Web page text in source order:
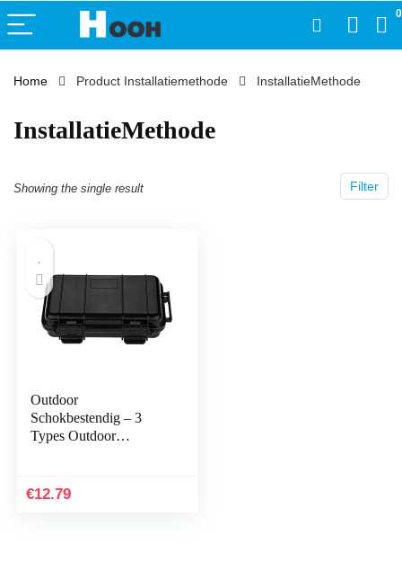
0
Home Product Installatiemethode ‎InstallatieMethode
‎InstallatieMethode
Filter
Showing the single result
Outdoor
Schokbestendig – 3
Types Outdoor
Waterdichte Verzegelde
€12.79